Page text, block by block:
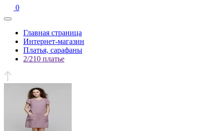
0
Главная страница
Интернет-магазин
Платья, сарафаны
2/210 платье